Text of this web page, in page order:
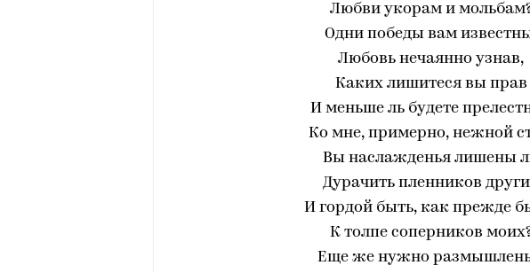
Любви укорам и
Одни победы вам
Любовь нечаянно узнав,
Каких лишитеся вы прав
И меньше ль будете
Ко мне, примерно, нежной
Вы наслажденья лишены
Дурачить пленников
И гордой быть, как прежде
К толпе соперников
Еще же нужно